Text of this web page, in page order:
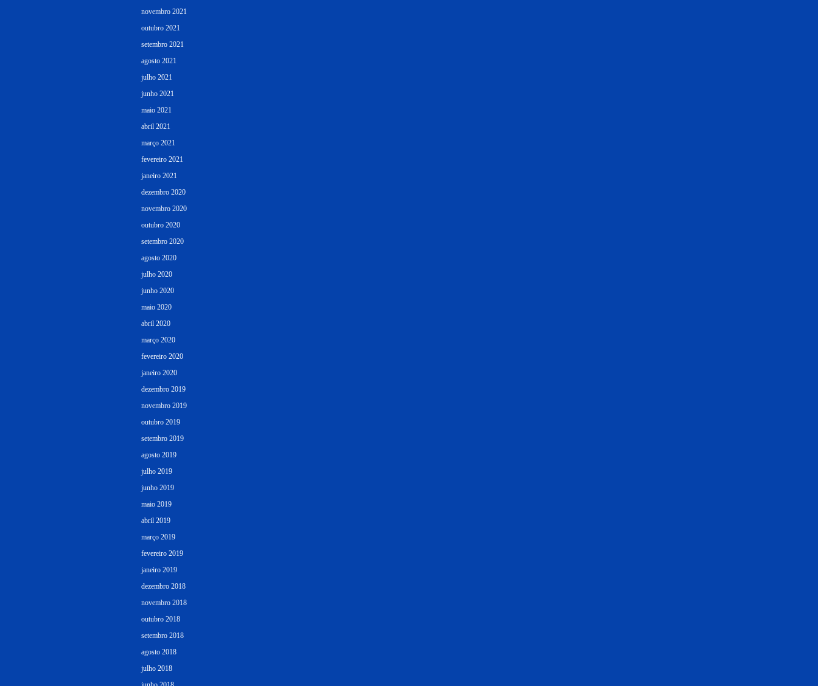
novembro 2021
outubro 2021
setembro 2021
agosto 2021
julho 2021
junho 2021
maio 2021
abril 2021
março 2021
fevereiro 2021
janeiro 2021
dezembro 2020
novembro 2020
outubro 2020
setembro 2020
agosto 2020
julho 2020
junho 2020
maio 2020
abril 2020
março 2020
fevereiro 2020
janeiro 2020
dezembro 2019
novembro 2019
outubro 2019
setembro 2019
agosto 2019
julho 2019
junho 2019
maio 2019
abril 2019
março 2019
fevereiro 2019
janeiro 2019
dezembro 2018
novembro 2018
outubro 2018
setembro 2018
agosto 2018
julho 2018